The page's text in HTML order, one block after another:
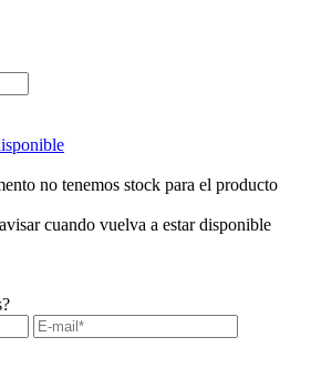
no tenemos stock para el producto
cuando vuelva a estar disponible